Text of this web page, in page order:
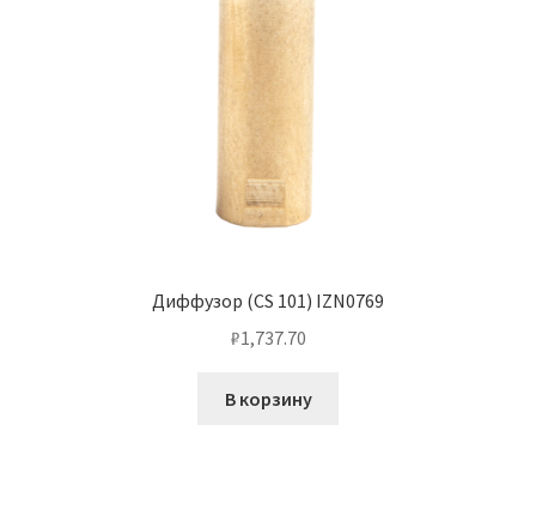
Диффузор (CS 101) IZN0769
₽1,737.70
В корзину